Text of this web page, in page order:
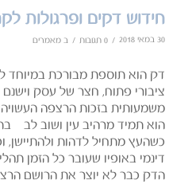
חידוש דקים ופרגולות
30 במאי 2018 / 0 תגובות / ב מאמרים
דק הוא תוספת מבורכת במיוחד
ציבורי פתוח, חצר של עסק
משמעותית בזכות הרצפה
הוא תמיד מרהיב עין ושוב לב –
כשהעץ מתחיל לדהות ולהתיישן,
דינמי באופיו שעובר כל הזמן
הדק כבר לא יוצר את הרושם